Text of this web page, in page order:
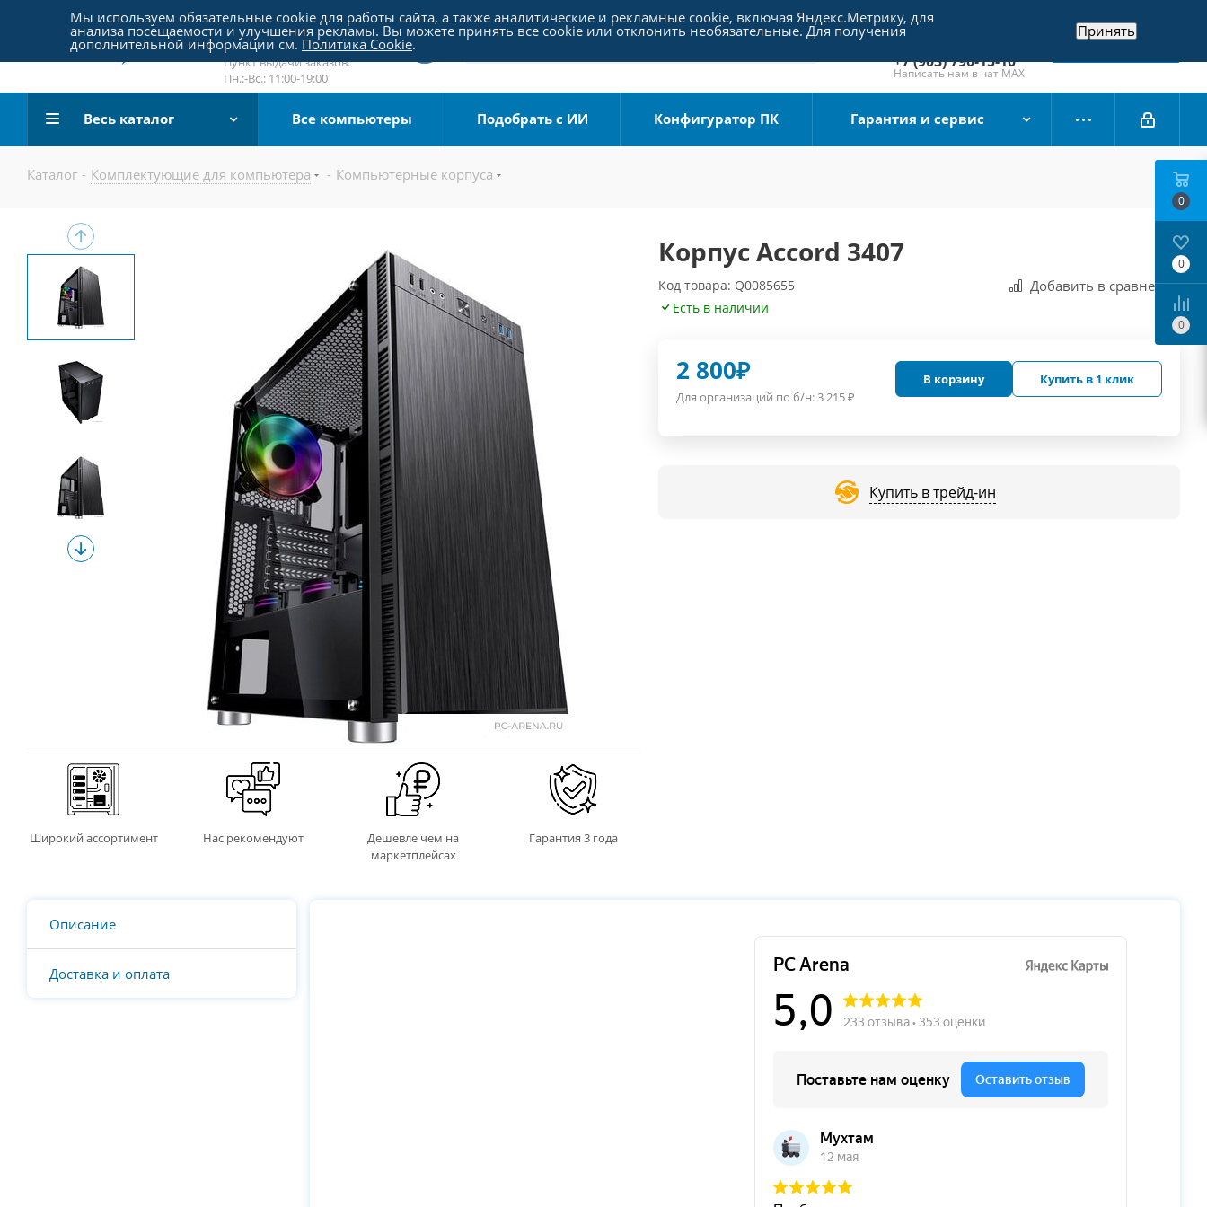
Пятницкое шоссе 18, пав. 267
email:sale@pc-arena.ru
Пн.:-Вс.: 10:00-20:00
Пункт выдачи заказов:
Пн.:-Вс.: 11:00-19:00
+7 (495) 790-15-10
Отдел продаж
+7 (903) 790-15-10
Написать нам в чат MAX
Заказать звонок
Весь каталог Все компьютеры Подобрать с ИИ Конфигуратор ПК Гарантия и сервис
Каталог - Комплектующие для компьютера - Компьютерные корпуса
Широкий ассортимент Нас рекомендуют
Дешевле чем на
маркетплейсах
Гарантия 3 года
Корпус Accord 3407
Код товара: Q0085655 Добавить в сравнения
Есть в наличии
2 800₽
Для организаций по б/н:3 215₽
В корзину Купить в 1 клик
Купить в трейд-ин
Описание
Доставка и оплата
0
0
0
Мы используем обязательные cookie для работы сайта, а также аналитические и рекламные cookie, включая Яндекс.Метрику, для
анализа посещаемости и улучшения рекламы. Вы можете принять все cookie или отклонить необязательные. Для получения
дополнительной информации см. Политика Cookie.
Принять